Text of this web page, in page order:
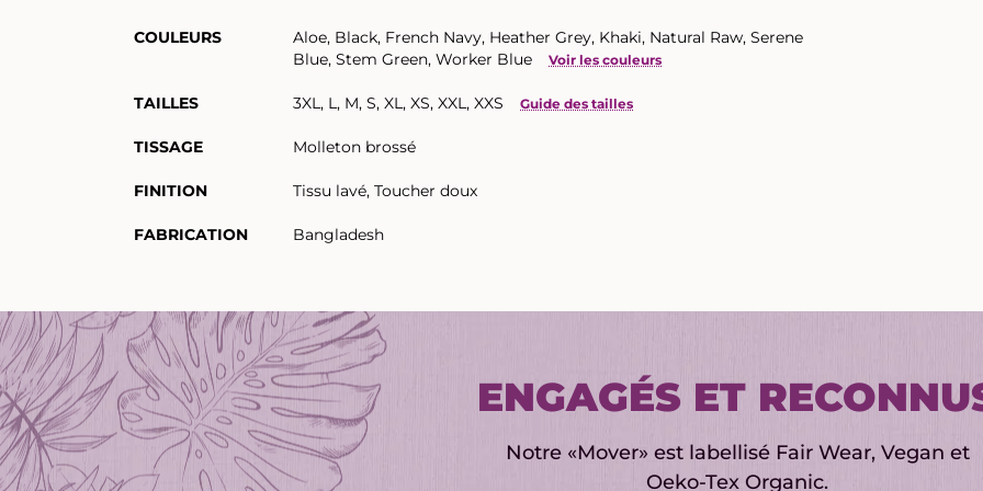
COULEURS
Aloe, Black, French Navy, Heather Grey, Khaki, Natural Raw, Serene
Blue, Stem Green, Worker Blue
Voir les couleurs
TAILLES 3XL, L, M, S, XL, XS, XXL, XXS Guide des tailles
TISSAGE Molleton brossé
FINITION Tissu lavé, Toucher doux
FABRICATION Bangladesh
ENGAGÉS ET
Notre «Mover» est labellisé Fair Wear, Vegan et
Oeko-Tex Organic.